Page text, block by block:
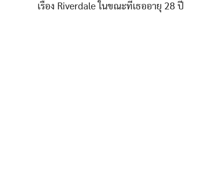
เรื่อง Riverdale ในขณะที่เธออายุ 28 ปี